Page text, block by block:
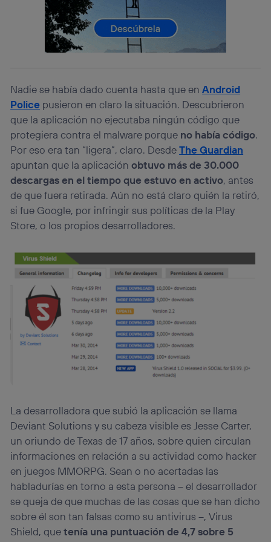
Nadie se había dado cuenta hasta que enAndroid
Police pusieron en claro la situación. Descubrieron
que la aplicación no ejecutaba ningún código que
protegiera contra el malware porque no había código.
Por eso era tan “ligera”, claro. DesdeThe Guardian
apuntan que la aplicación obtuvo más de 30.000
descargas en el tiempo que estuvo en activo, antes
de que fuera retirada. Aún no está claro quién la retiró,
si fue Google, por infringir sus políticas de la Play
Store, o los propios desarrolladores.
La desarrolladora que subió la aplicación se llama
Deviant Solutions y su cabeza visible es Jesse Carter,
un oriundo de Texas de 17 años, sobre quien circulan
informaciones en relación a su actividad como hacker
en juegos MMORPG. Sean o no acertadas las
habladurías en torno a esta persona – el desarrollador
se queja de que muchas de las cosas que se han dicho
sobre él son tan falsas como su antivirus –, Virus
Shield, quetenía una puntuación de 4,7 sobre 5
identificador. Típicamente:
Si utilizas unaconexión de banda ancha
el marketing o análisis se realizará en función de las
actividades de navegación de los miembros del hogar
personalizado, ya que se basará únicamente en la
navegación del usuario del móvil.
Puedes gestionar los consentimientos Utiq seleccionando
“Administrar Utiq” en la parte inferior de esta página web o
visitando el portal de privacidad de Utiq
(“consenthub”). Para más información, consulta
la política de privacidad de Utiq.